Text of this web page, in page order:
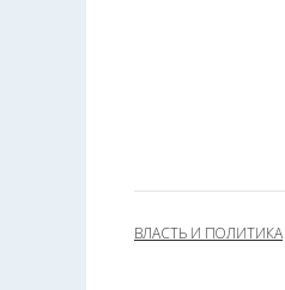
ВЛАСТЬ И ПОЛИТИКА